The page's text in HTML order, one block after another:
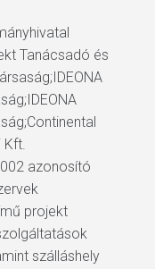
Tanácsadó és
Kft.
azonosító
projekt
szálláshely